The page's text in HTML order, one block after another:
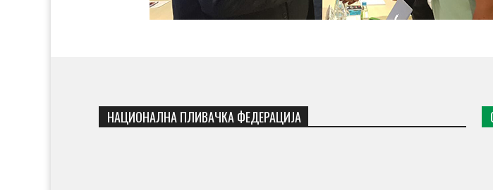
НАЦИОНАЛНА ПЛИВАЧКА ФЕДЕРАЦИЈА